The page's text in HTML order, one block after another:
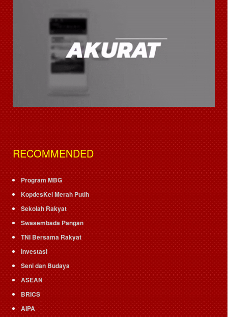
RECOMMENDED
Program MBG
KopdesKel Merah Putih
Sekolah Rakyat
Swasembada Pangan
TNI Bersama Rakyat
Investasi
Seni dan Budaya
ASEAN
BRICS
AIPA